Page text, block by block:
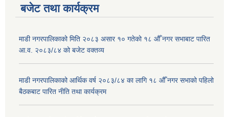
बजेट तथा कार्यक्रम
माडी नगरपालिकाको मिति २०८३ असार १० गतेको १८ औँ नगर सभाबाट पारित
आ.व. २०८३/८४ को बजेट वक्तव्य
माडी नगरपालिकाको आर्थिक वर्ष २०८३/८४ का लागि १८ औँ नगर सभाको पहिलो
बैठकबाट पारित नीति तथा कार्यक्रम